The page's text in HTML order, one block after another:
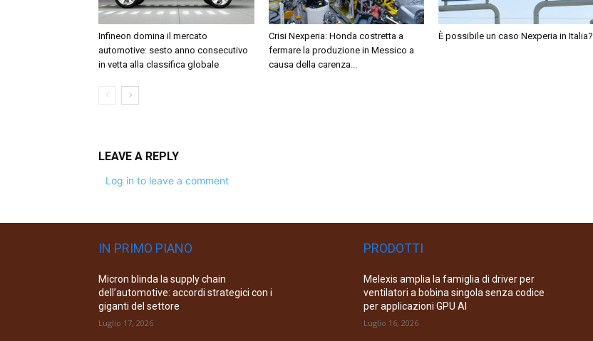
Infineon domina il mercato
automotive: sesto anno consecutivo
in vetta alla classifica globale
Crisi Nexperia: Honda costretta a
fermare la produzione in Messico a
causa della carenza...
È possibile un caso Nexperia in Italia?
LEAVE A REPLY
Log in to leave a comment
IN PRIMO PIANO
Micron blinda la supply chain
dell’automotive: accordi strategici con i
giganti del settore
Luglio 17, 2026
PRODOTTI
Melexis amplia la famiglia di driver per
ventilatori a bobina singola senza codice
per applicazioni GPU AI
Luglio 16, 2026